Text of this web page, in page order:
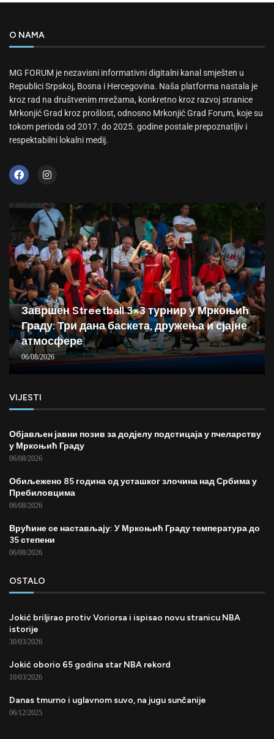
O NAMA
MG FORUM je nezavisni informativni digitalni kanal smješten u
Republici Srpskoj, Bosna i Hercegovina. Naša platforma nastala je
kroz rad na društvenim mrežama, konkretno kroz razvoj stranice
Mrkonjić Grad kroz prošlost, odnosno Mrkonjić Grad Forum, koje su
tokom perioda od 2017. do 2025. godine postale prepoznatljiv i
respektabilni lokalni medij.
Завршен Streetball 3×3 турнир у Мркоњић
Граду: Три дана баскета, дружења и сјајне
атмосфере
06/08/2026
VIJESTI
Објављен јавни позив за додјелу подстицаја у пчеларству
у Мркоњић Граду
06/08/2026
Обиљежено 85 година од усташког злочина над Србима у
Пребиловцима
06/08/2026
Врућине се настављају: У Мркоњић Граду температура до
35 степени
06/08/2026
OSTALO
Jokić briljirao protiv Voriorsa i ispisao novu stranicu NBA
istorije
30/03/2026
Jokić oborio 65 godina star NBA rekord
10/03/2026
Danas tmurno i uglavnom suvo, na jugu sunčanije
06/12/2025